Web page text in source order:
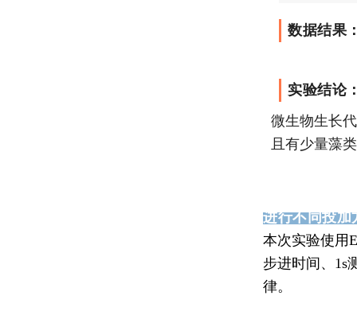
数据结果
实验结论
微生物生长
且有少量藻
进行不同投加
本次实验使用
步进时间、1s
律。